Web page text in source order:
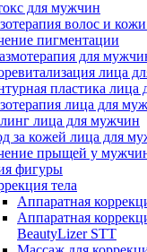
для мужчин
волос и
пигментации
для
лица
пластика лица
лица для
лица для мужчин
за кожей лица для
прыщей у
фигуры
тела
Аппаратная
Аппаратная
BeautyLizer STT